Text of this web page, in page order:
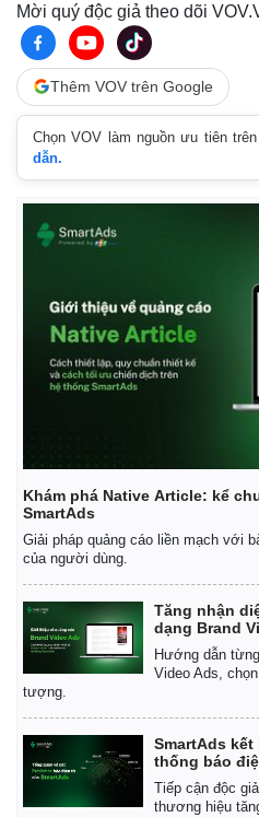
Mời quý độc giả theo dõi
Thêm VOV trên Google
Chọn VOV làm nguồn ưu tiên
dẫn.
Khám phá Native Article: kể
SmartAds
Giải pháp quảng cáo liền mạch với
của người dùng.
Tăng nhận
dạng Brand
Hướng dẫn
Video Ads,
tượng.
SmartAds
thống báo
Tiếp cận độc
thương hiệu